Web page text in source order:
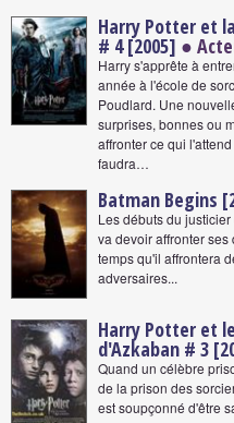
Harry Potter et
# 4 [2005] ●
Harry s'apprête à
année à l'école de
Poudlard. Une
surprises, bonnes ou
affronter ce qui
faudra…
Batman Begins
Les débuts du
va devoir affronter ses
temps qu'il affrontera
adversaires...
Harry Potter et
d'Azkaban # 3
Quand un célèbre
de la prison des
est soupçonné d'être